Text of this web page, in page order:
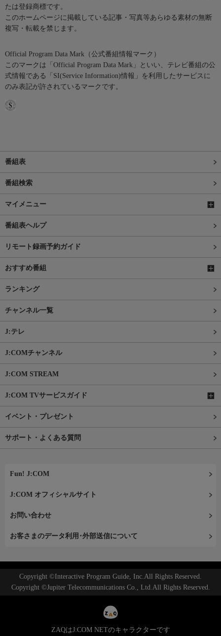
たは登録商標です。
このホームページに掲載している記事・写真等あらゆる素材の無断
複写・転載を禁じます。
Official Program Data Mark（公式番組情報マーク）
このマークは「Official Program Data Mark」といい、テレビ番組の公
式情報である「SI(Service Information)情報」を利用したサービスに
のみ表記が許されているマークです。
番組表
番組検索
マイメニュー
番組表ヘルプ
リモート録画予約ガイド
おすすめ番組
ランキング
チャンネル一覧
J:テレ
J:COMチャンネル
J:COM STREAM
J:COM TVサービスガイド
イベント・プレゼント
サポート・よくある質問
Fun! J:COM
J:COM オフィシャルサイト
お問い合わせ
お客さまのデータ利用･外部送信について
Copyright ©Interactive Program Guide, Inc.All Rights Reserved.
Copyright ©Jupiter Telecommunications Co., Ltd.All Rights Reserved.
ZAQはJ:COM NETのキャラクターです